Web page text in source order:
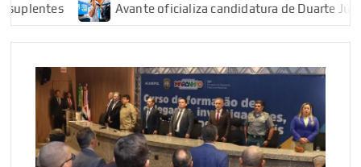
Avante oficializa candidatura de Duarte Júnior à